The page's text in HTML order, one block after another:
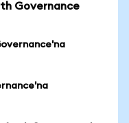
Governance